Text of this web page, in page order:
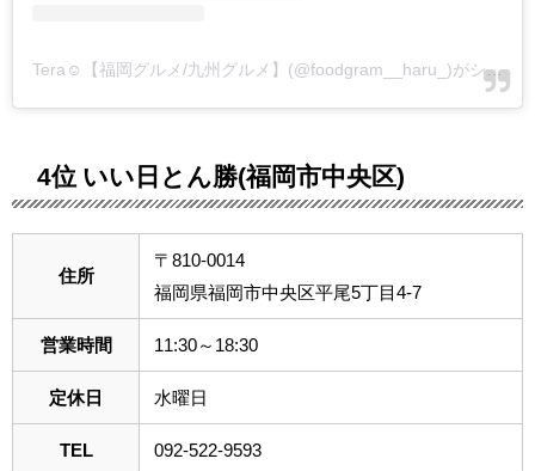
Tera☺︎【福岡グルメ/九州グルメ】(@foodgram__haru_)がシェアした投稿
4位 いい日とん勝(福岡市中央区)
住所
〒810-0014
福岡県福岡市中央区平尾5丁目4-7
営業時間 11:30～18:30
定休日 水曜日
TEL 092-522-9593